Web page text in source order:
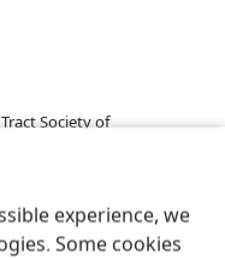
experience, we
Some cookies
Society of